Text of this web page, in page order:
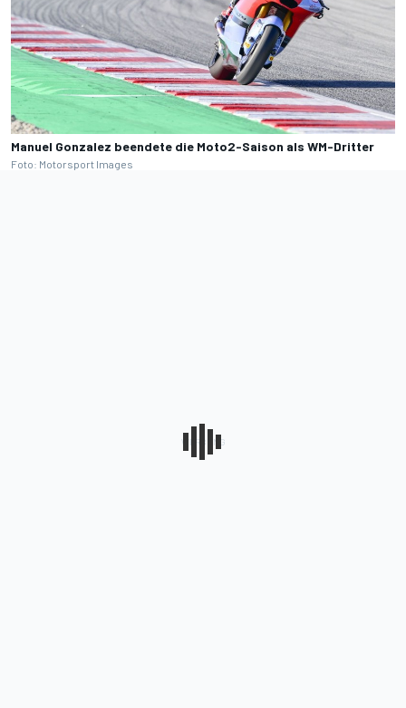
Manuel Gonzalez beendete die Moto2-Saison als WM-Dritter
Foto: Motorsport Images